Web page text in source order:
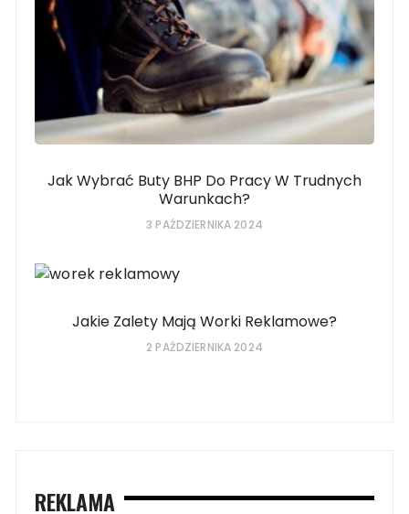
Jak Wybrać Buty BHP Do Pracy W Trudnych
Warunkach?
3 PAŹDZIERNIKA 2024
Jakie Zalety Mają Worki Reklamowe?
2 PAŹDZIERNIKA 2024
REKLAMA